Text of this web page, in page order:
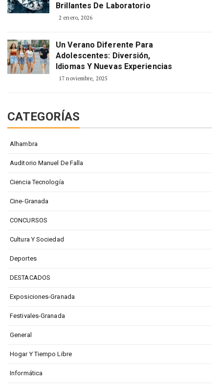
Brillantes De Laboratorio
2 enero, 2026
Un Verano Diferente Para
Adolescentes: Diversión,
Idiomas Y Nuevas Experiencias
17 noviembre, 2025
CATEGORÍAS
Alhambra
Auditorio Manuel De Falla
Ciencia Tecnología
Cine-Granada
CONCURSOS
Cultura Y Sociedad
Deportes
DESTACADOS
Exposiciones-Granada
Festivales-Granada
General
Hogar Y Tiempo Libre
Informática